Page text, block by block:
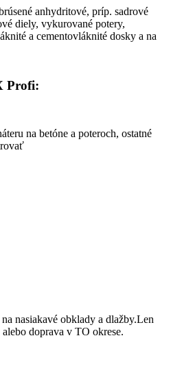
anhydritové, príp. sadrové
diely, vykurované potery,
a cementovláknité dosky a na
Profi:
na betóne a poteroch, ostatné
nasiakavé obklady a dlažby.Len
doprava v TO okrese.